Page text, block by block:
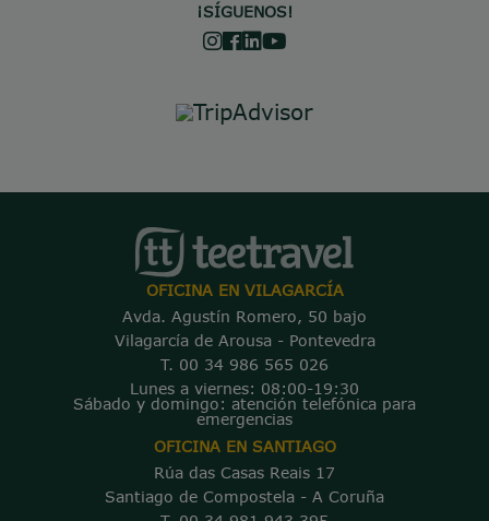
¡SÍGUENOS!
OFICINA EN VILAGARCÍA
Avda. Agustín Romero, 50 bajo
Vilagarcía de Arousa - Pontevedra
T. 00 34 986 565 026
Lunes a viernes: 08:00-19:30
Sábado y domingo: atención telefónica para
emergencias
OFICINA EN SANTIAGO
Rúa das Casas Reais 17
Santiago de Compostela - A Coruña